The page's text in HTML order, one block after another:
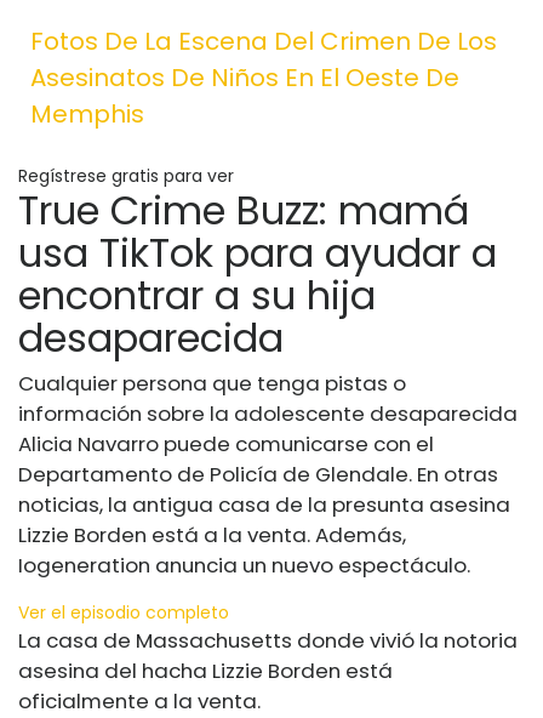
Fotos De La Escena Del Crimen De Los
Asesinatos De Niños En El Oeste De
Memphis
Regístrese gratis para ver
True Crime Buzz: mamá
usa TikTok para ayudar a
encontrar a su hija
desaparecida
Cualquier persona que tenga pistas o
información sobre la adolescente desaparecida
Alicia Navarro puede comunicarse con el
Departamento de Policía de Glendale. En otras
noticias, la antigua casa de la presunta asesina
Lizzie Borden está a la venta. Además,
Iogeneration anuncia un nuevo espectáculo.
Ver el episodio completo
La casa de Massachusetts donde vivió la notoria
asesina del hacha Lizzie Borden está
oficialmente a la venta.